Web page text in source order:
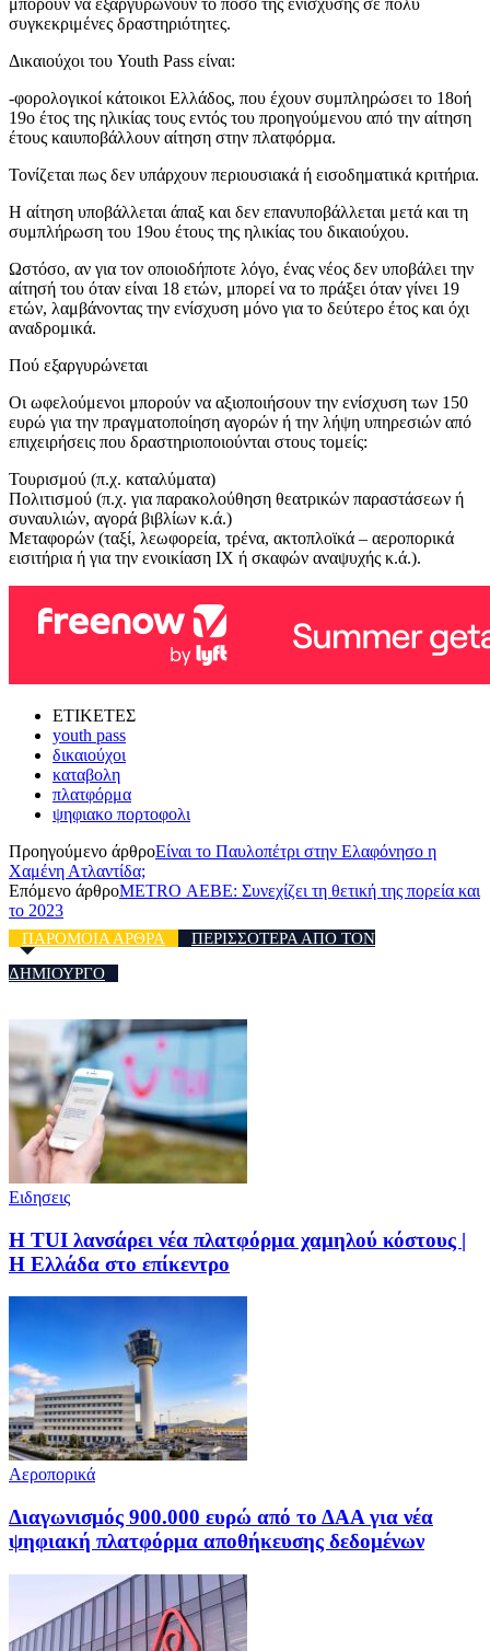
συγκεκριμένες δραστηριότητες.
Δικαιούχοι του Youth Pass είναι:
-φορολογικοί κάτοικοι Ελλάδος, που έχουν συμπληρώσει το 18οή
19ο έτος της ηλικίας τους εντός του προηγούμενου από την αίτηση
έτους καιυποβάλλουν αίτηση στην πλατφόρμα.
Τονίζεται πως δεν υπάρχουν περιουσιακά ή εισοδηματικά κριτήρια.
Η αίτηση υποβάλλεται άπαξ και δεν επανυποβάλλεται μετά και τη
συμπλήρωση του 19ου έτους της ηλικίας του δικαιούχου.
Ωστόσο, αν για τον οποιοδήποτε λόγο, ένας νέος δεν υποβάλει την
αίτησή του όταν είναι 18 ετών, μπορεί να το πράξει όταν γίνει 19
ετών, λαμβάνοντας την ενίσχυση μόνο για το δεύτερο έτος και όχι
αναδρομικά.
Πού εξαργυρώνεται
Οι ωφελούμενοι μπορούν να αξιοποιήσουν την ενίσχυση των 150
ευρώ για την πραγματοποίηση αγορών ή την λήψη υπηρεσιών από
επιχειρήσεις που δραστηριοποιούνται στους τομείς:
Τουρισμού (π.χ. καταλύματα)
Πολιτισμού (π.χ. για παρακολούθηση θεατρικών παραστάσεων ή
συναυλιών, αγορά βιβλίων κ.ά.)
Μεταφορών (ταξί, λεωφορεία, τρένα, ακτοπλοϊκά – αεροπορικά
εισιτήρια ή για την ενοικίαση ΙΧ ή σκαφών αναψυχής κ.ά.).
ΕΤΙΚΕΤΕΣ
youth pass
δικαιούχοι
καταβολη
πλατφόρμα
ψηφιακο πορτοφολι
Προηγούμενο άρθροΕίναι το Παυλοπέτρι στην Ελαφόνησο η
Χαμένη Ατλαντίδα;
Επόμενο άρθροMETRO ΑΕΒΕ: Συνεχίζει τη θετική της πορεία και
το 2023
ΠΑΡΟΜΟΙΑ ΑΡΘΡΑ
ΠΕΡΙΣΣΟΤΕΡΑ ΑΠΟ ΤΟΝ
ΔΗΜΙΟΥΡΓΟ
Ειδησεις
Η TUI λανσάρει νέα πλατφόρμα χαμηλού κόστους |
Η Ελλάδα στο επίκεντρο
Αεροπορικά
Διαγωνισμός 900.000 ευρώ από το ΔΑΑ για νέα
ψηφιακή πλατφόρμα αποθήκευσης δεδομένων